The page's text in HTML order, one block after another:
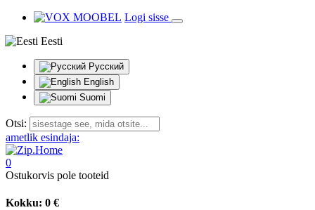
Logi sisse
Eesti
Русский
English
Suomi
Otsi:
ametlik esindaja:
0
Ostukorvis pole tooteid
Kokku: 0 €